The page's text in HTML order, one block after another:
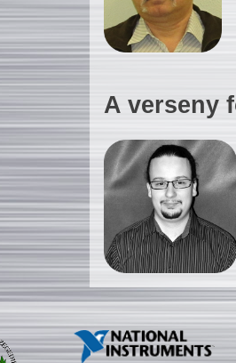
A verseny